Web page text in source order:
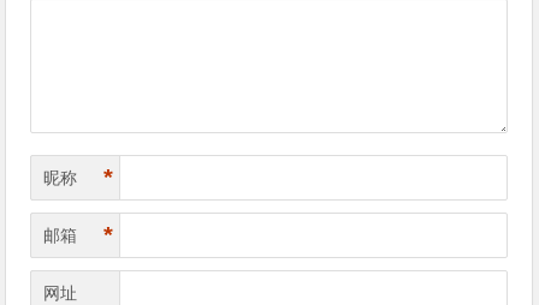
昵称 *
邮箱 *
网址